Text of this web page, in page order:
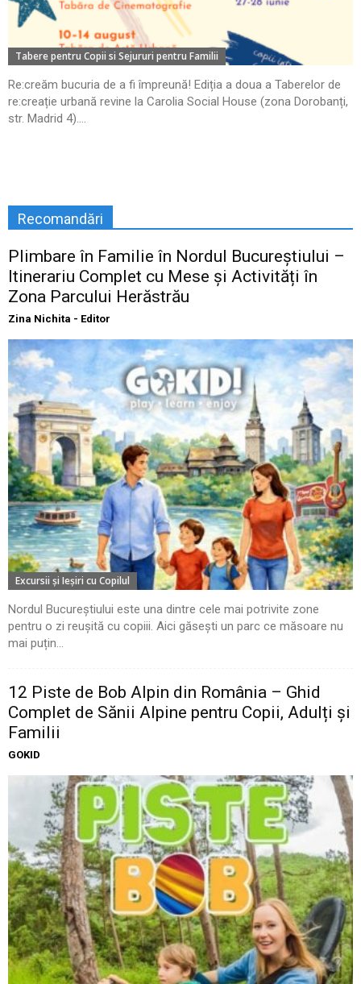
Tabere pentru Copii si Sejururi pentru Familii
Re:creăm bucuria de a fi împreună! Ediția a doua a Taberelor de
re:creație urbană revine la Carolia Social House (zona Dorobanți,
str. Madrid 4)....
Recomandări
Plimbare în Familie în Nordul Bucureștiului –
Itinerariu Complet cu Mese și Activități în
Zona Parcului Herăstrău
Zina Nichita - Editor
Excursii şi Ieşiri cu Copilul
Nordul Bucureștiului este una dintre cele mai potrivite zone
pentru o zi reușită cu copiii. Aici găsești un parc ce măsoare nu
mai puțin...
12 Piste de Bob Alpin din România – Ghid
Complet de Sănii Alpine pentru Copii, Adulți și
Familii
GOKID